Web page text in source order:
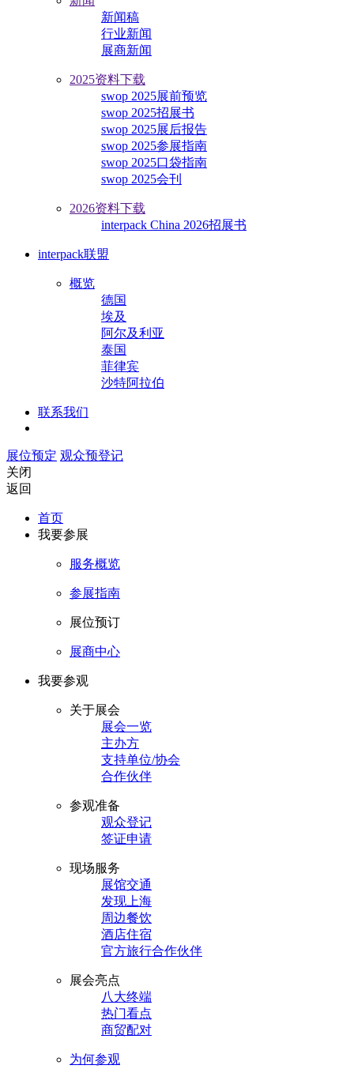
新闻稿
行业新闻
展商新闻
2025资料下载
swop 2025展前预览
swop 2025招展书
swop 2025展后报告
swop 2025参展指南
swop 2025口袋指南
swop 2025会刊
2026资料下载
interpack China 2026招展书
interpack联盟
概览
德国
埃及
阿尔及利亚
泰国
菲律宾
沙特阿拉伯
联系我们
展位预定 观众预登记
关闭
返回
首页
我要参展
服务概览
参展指南
展位预订
展商中心
我要参观
关于展会
展会一览
主办方
支持单位/协会
合作伙伴
参观准备
观众登记
签证申请
现场服务
展馆交通
发现上海
周边餐饮
酒店住宿
官方旅行合作伙伴
展会亮点
八大终端
热门看点
商贸配对
为何参观